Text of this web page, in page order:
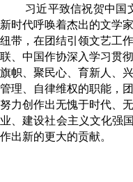
习近平致信祝贺中国
新时代呼唤着杰出的文学
纽带，在团结引领文艺工
联、中国作协深入学习贯
旗帜、聚民心、育新人、
管理、自律维权的职能，
努力创作出无愧于时代、
业、建设社会主义文化强
作出新的更大的贡献。